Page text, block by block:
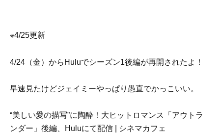
※4/25更新
4/24（金）からHuluでシーズン1後編が再開されたよ！
早速見たけどジェイミーやっぱり愚直でかっこいい。
“美しい愛の描写”に陶酔！大ヒットロマンス「アウトラ
ンダー」後編、Huluにて配信 | シネマカフェ